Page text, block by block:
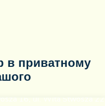
в приватному